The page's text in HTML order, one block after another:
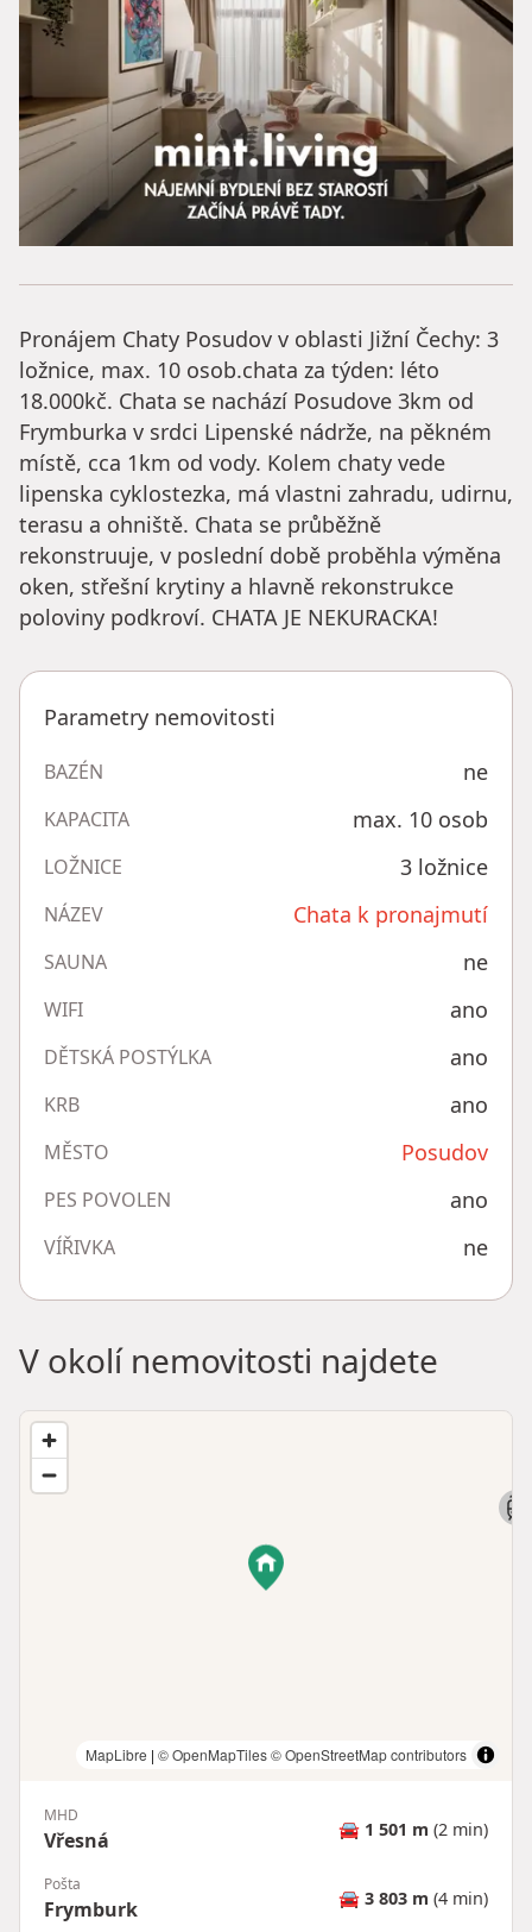
Pronájem Chaty Posudov v oblasti Jižní Čechy: 3
ložnice, max. 10 osob.chata za týden: léto
18.000kč. Chata se nachází Posudove 3km od
Frymburka v srdci Lipenské nádrže, na pěkném
místě, cca 1km od vody. Kolem chaty vede
lipenska cyklostezka, má vlastni zahradu, udirnu,
terasu a ohniště. Chata se průběžně
rekonstruuje, v poslední době proběhla výměna
oken, střešní krytiny a hlavně rekonstrukce
poloviny podkroví. CHATA JE NEKURACKA!
Parametry nemovitosti
BAZÉN ne
KAPACITA max. 10 osob
LOŽNICE 3 ložnice
NÁZEV Chata k pronajmutí
SAUNA ne
WIFI ano
DĚTSKÁ POSTÝLKA ano
KRB ano
MĚSTO Posudov
PES POVOLEN ano
VÍŘIVKA ne
V okolí nemovitosti najdete
MapLibre | © OpenMapTiles© OpenStreetMap contributors
MHD
Vřesná 🚘 1 501 m (2 min)
Pošta
Frymburk 🚘 3 803 m (4 min)